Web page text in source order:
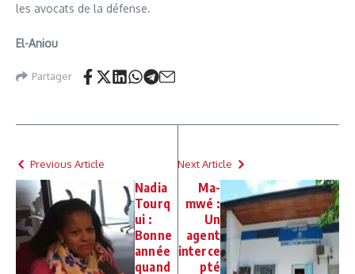
les avocats de la défense.
El-Aniou
Partager
Previous Article
Nadia
Tourq
ui :
Bonne
année
quand
Next Article
Ma-
mwé :
Un
agent
interce
pté